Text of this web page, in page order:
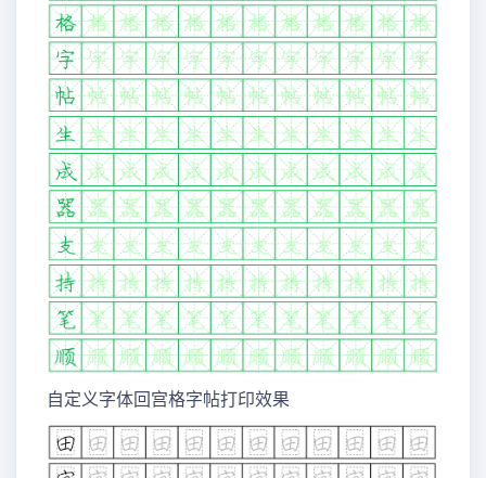
自定义字体回宫格字帖打印效果